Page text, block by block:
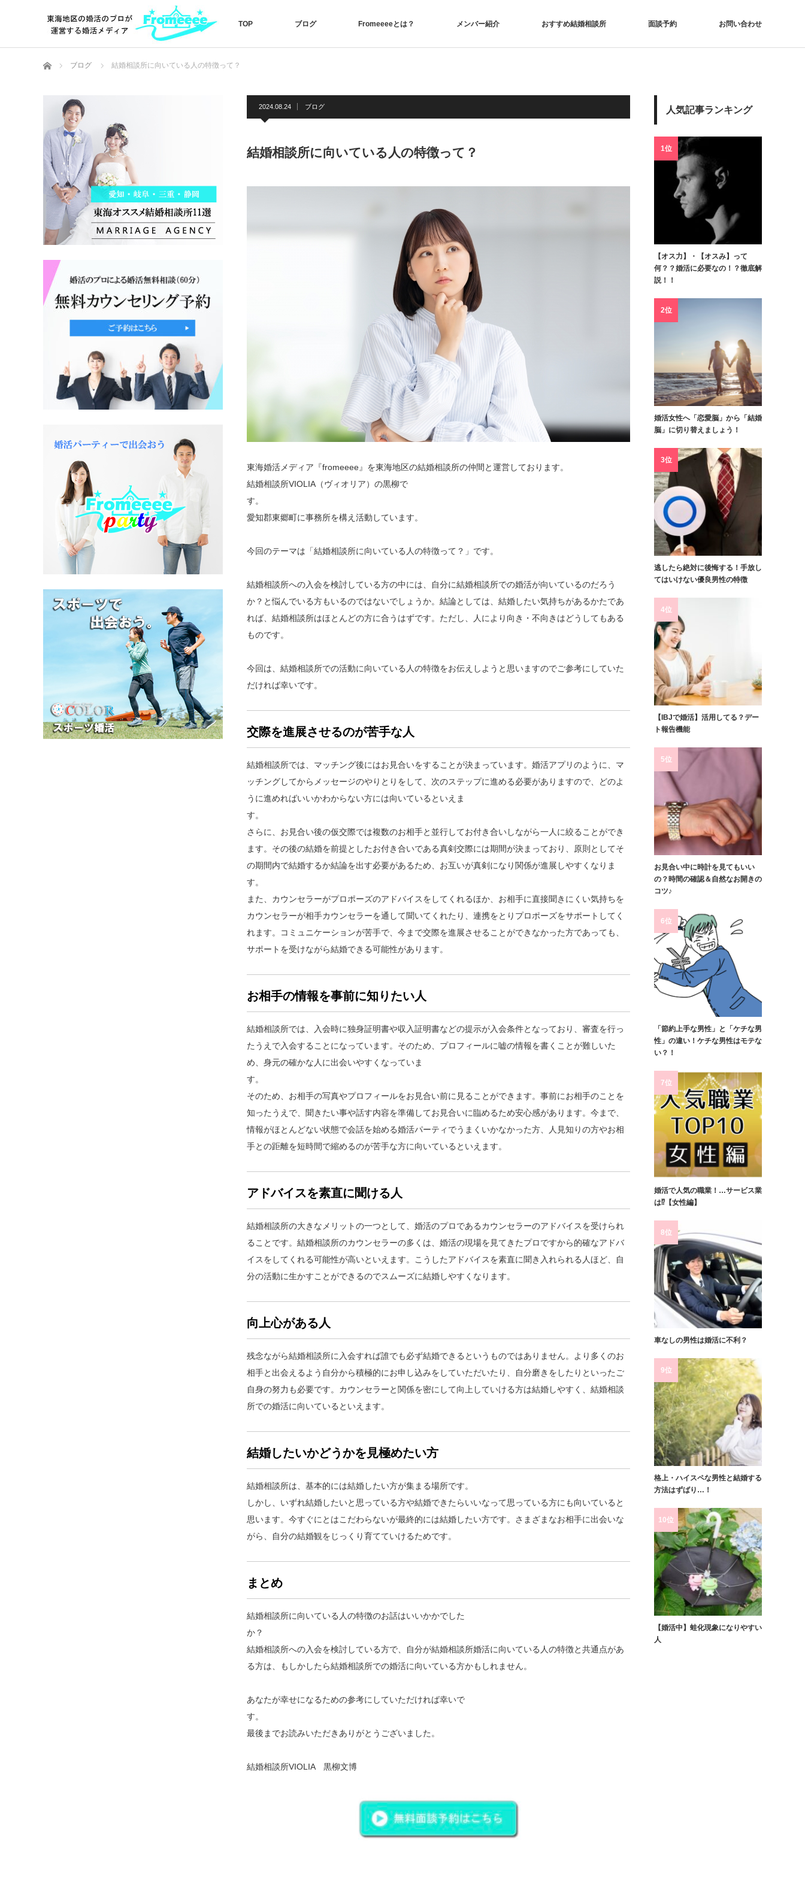
TOP ブログ Fromeeeeとは？ メンバー紹介 おすすめ結婚相談所 面談予約 お問い合わせ
ホーム ブログ 結婚相談所に向いている人の特徴って？
2024.08.24 ブログ
結婚相談所に向いている人の特徴って？
東海婚活メディア『fromeeee』を東海地区の結婚相談所の仲間と運営しております。
結婚相談所VIOLIA（ヴィオリア）の黒柳で
す。
愛知郡東郷町に事務所を構え活動しています。
今回のテーマは「結婚相談所に向いている人の特徴って？」です。
結婚相談所への入会を検討している方の中には、自分に結婚相談所での婚活が向いているのだろう
か？と悩んでいる方もいるのではないでしょうか。結論としては、結婚したい気持ちがあるかたであ
れば、結婚相談所はほとんどの方に合うはずです。ただし、人により向き・不向きはどうしてもある
ものです。
今回は、結婚相談所での活動に向いている人の特徴をお伝えしようと思いますのでご参考にしていた
だければ幸いです。
交際を進展させるのが苦手な人
結婚相談所では、マッチング後にはお見合いをすることが決まっています。婚活アプリのように、マ
ッチングしてからメッセージのやりとりをして、次のステップに進める必要がありますので、どのよ
うに進めればいいかわからない方には向いているといえま
す
さらに、お見合い後の仮交際では複数のお相手と並行してお付き合いしながら一人に絞ることができ
ます。その後の結婚を前提としたお付き合いである真剣交際には期間が決まっており、原則としてそ
の期間内で結婚するか結論を出す必要があるため、お互いが真剣になり関係が進展しやすくなりま
す。
また、カウンセラーがプロポーズのアドバイスをしてくれるほか、お相手に直接聞きにくい気持ちを
カウンセラーが相手カウンセラーを通して聞いてくれたり、連携をとりプロポーズをサポートしてく
れます。コミュニケーションが苦手で、今まで交際を進展させることができなかった方であっても、
サポートを受けながら結婚できる可能性があります。
お相手の情報を事前に知りたい人
結婚相談所では、入会時に独身証明書や収入証明書などの提示が入会条件となっており、審査を行っ
たうえで入会することになっています。そのため、プロフィールに嘘の情報を書くことが難しいた
め、身元の確かな人に出会いやすくなっていま
す。
そのため、お相手の写真やプロフィールをお見合い前に見ることができます。事前にお相手のことを
知ったうえで、聞きたい事や話す内容を準備してお見合いに臨めるため安心感があります。今まで、
情報がほとんどない状態で会話を始める婚活パーティでうまくいかなかった方、人見知りの方やお相
手との距離を短時間で縮めるのが苦手な方に向いているといえます。
アドバイスを素直に聞ける人
結婚相談所の大きなメリットの一つとして、婚活のプロであるカウンセラーのアドバイスを受けられ
ることです。結婚相談所のカウンセラーの多くは、婚活の現場を見てきたプロですから的確なアドバ
イスをしてくれる可能性が高いといえます。こうしたアドバイスを素直に聞き入れられる人ほど、自
分の活動に生かすことができるのでスムーズに結婚しやすくなります。
向上心がある人
残念ながら結婚相談所に入会すれば誰でも必ず結婚できるというものではありません。より多くのお
相手と出会えるよう自分から積極的にお申し込みをしていただいたり、自分磨きをしたりといったご
自身の努力も必要です。カウンセラーと関係を密にして向上していける方は結婚しやすく、結婚相談
所での婚活に向いているといえます。
結婚したいかどうかを見極めたい方
結婚相談所は、基本的には結婚したい方が集まる場所です。
しかし、いずれ結婚したいと思っている方や結婚できたらいいなって思っている方にも向いていると
思います。今すぐにとはこだわらないが最終的には結婚したい方です。さまざまなお相手に出会いな
がら、自分の結婚観をじっくり育てていけるためです。
まとめ
結婚相談所に向いている人の特徴のお話はいいかかでした
か
結婚相談所への入会を検討している方で、自分が結婚相談所婚活に向いている人の特徴と共通点があ
る方は、もしかしたら結婚相談所での婚活に向いている方かもしれません。
あなたが幸せになるための参考にしていただければ幸いで
す。
最後までお読みいただきありがとうございました。
結婚相談所VIOLIA 黒柳文博
人気記事ランキング
1位
【オス力】・【オスみ】って
何？？婚活に必要なの！？徹底解
説！！
2位
婚活女性へ「恋愛脳」から「結婚
脳」に切り替えましょう！
3位
逃したら絶対に後悔する！手放し
てはいけない優良男性の特徴
4位
【IBJで婚活】活用してる？デー
ト報告機能
5位
お見合い中に時計を見てもいい
の？時間の確認＆自然なお開きの
コツ♪
6位
「節約上手な男性」と「ケチな男
性」の違い！ケチな男性はモテな
い？！
7位
婚活で人気の職業！…サービス業
は⁉【女性編】
8位
車なしの男性は婚活に不利？
9位
格上・ハイスペな男性と結婚する
方法はずばり…！
10位
【婚活中】蛙化現象になりやすい
人